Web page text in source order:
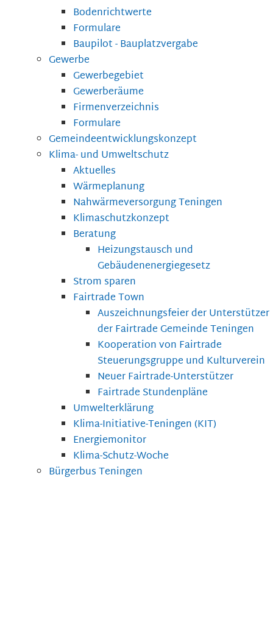
Bodenrichtwerte
Formulare
Baupilot - Bauplatzvergabe
Gewerbe
Gewerbegebiet
Gewerberäume
Firmenverzeichnis
Formulare
Gemeindeentwicklungskonzept
Klima- und Umweltschutz
Aktuelles
Wärmeplanung
Nahwärmeversorgung Teningen
Klimaschutzkonzept
Beratung
Heizungstausch und
Gebäudenenergiegesetz
Strom sparen
Fairtrade Town
Auszeichnungsfeier der Unterstützer
der Fairtrade Gemeinde Teningen
Kooperation von Fairtrade
Steuerungsgruppe und Kulturverein
Neuer Fairtrade-Unterstützer
Fairtrade Stundenpläne
Umwelterklärung
Klima-Initiative-Teningen (KIT)
Energiemonitor
Klima-Schutz-Woche
Bürgerbus Teningen